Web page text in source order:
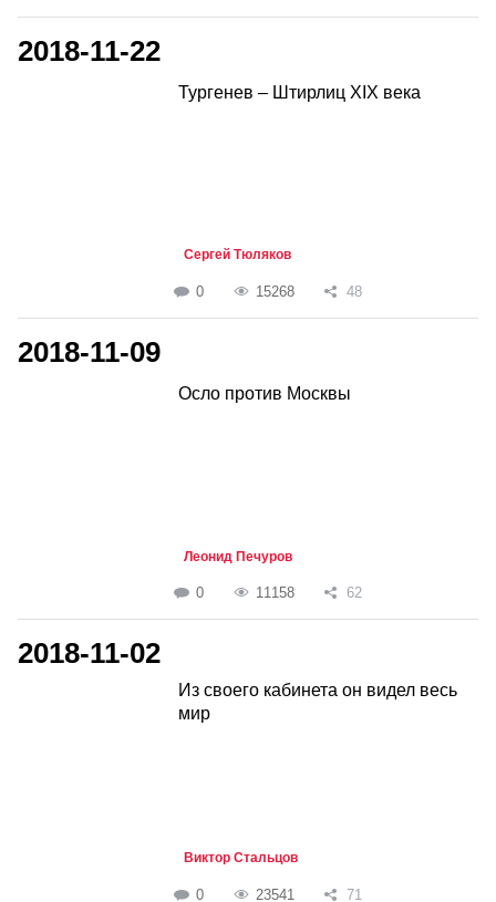
2018-11-22
Тургенев – Штирлиц XIX века
Сергей Тюляков
0 15268 48
2018-11-09
Осло против Москвы
Леонид Печуров
0 11158 62
2018-11-02
Из своего кабинета он видел весь
мир
Виктор Стальцов
0 23541 71